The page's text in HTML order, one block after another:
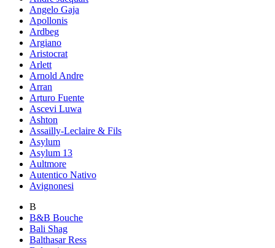
Angelo Gaja
Apollonis
Ardbeg
Argiano
Aristocrat
Arlett
Arnold Andre
Arran
Arturo Fuente
Ascevi Luwa
Ashton
Assailly-Leclaire & Fils
Asylum
Asylum 13
Aultmore
Autentico Nativo
Avignonesi
B
B&B Bouche
Bali Shag
Balthasar Ress